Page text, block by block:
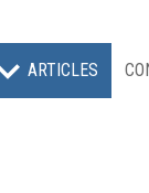
ARTICLES